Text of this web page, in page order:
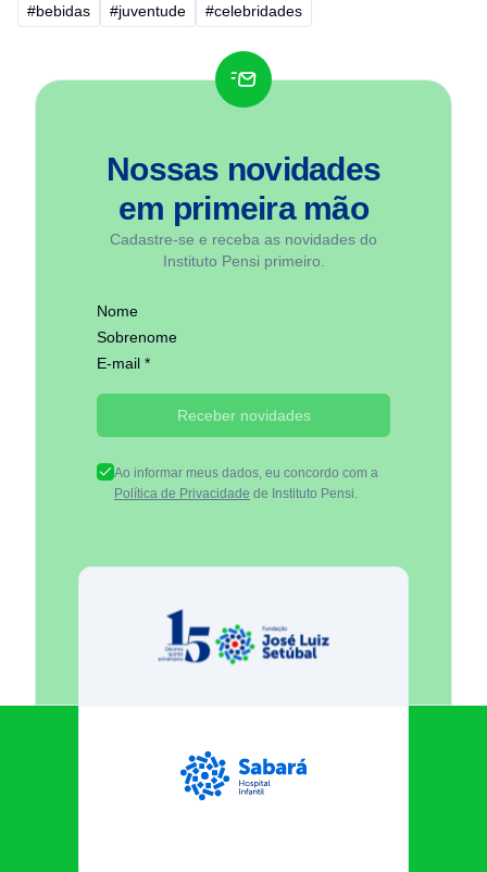
#bebidas #juventude #celebridades
Nossas novidades
em primeira mão
Cadastre-se e receba as novidades do
Instituto Pensi primeiro.
Nome
Sobrenome
E-mail *
Receber novidades
Ao informar meus dados, eu concordo com a
Política de Privacidade de Instituto Pensi.
Fundação José Luiz Egydio
Sabará Hospital Infantil